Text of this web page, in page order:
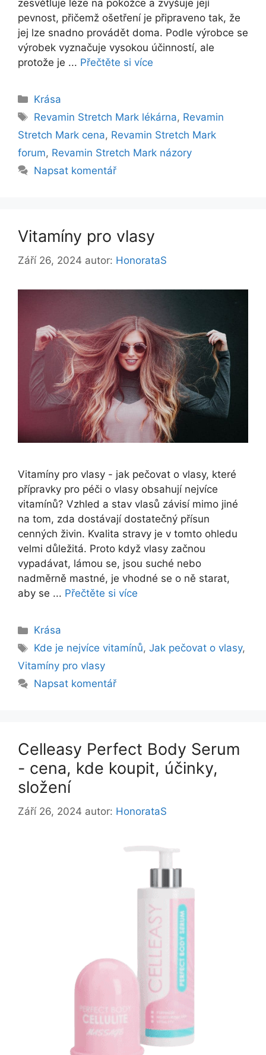
zesvětluje léze na pokožce a zvyšuje její
pevnost, přičemž ošetření je připraveno tak, že
jej lze snadno provádět doma. Podle výrobce se
výrobek vyznačuje vysokou účinností, ale
protože je ... Přečtěte si více
Rubriky
Krása
Štítky
Revamin Stretch Mark lékárna, Revamin
Stretch Mark cena, Revamin Stretch Mark
forum, Revamin Stretch Mark názory
Napsat komentář
Vitamíny pro vlasy
Září 26, 2024 autor: HonorataS
Vitamíny pro vlasy - jak pečovat o vlasy, které
přípravky pro péči o vlasy obsahují nejvíce
vitamínů? Vzhled a stav vlasů závisí mimo jiné
na tom, zda dostávají dostatečný přísun
cenných živin. Kvalita stravy je v tomto ohledu
velmi důležitá. Proto když vlasy začnou
vypadávat, lámou se, jsou suché nebo
nadměrně mastné, je vhodné se o ně starat,
aby se ... Přečtěte si více
Rubriky
Krása
Štítky
Kde je nejvíce vitamínů,Jak pečovat o vlasy,
Vitamíny pro vlasy
Napsat komentář
Celleasy Perfect Body Serum
- cena, kde koupit, účinky,
složení
Září 26, 2024 autor: HonorataS